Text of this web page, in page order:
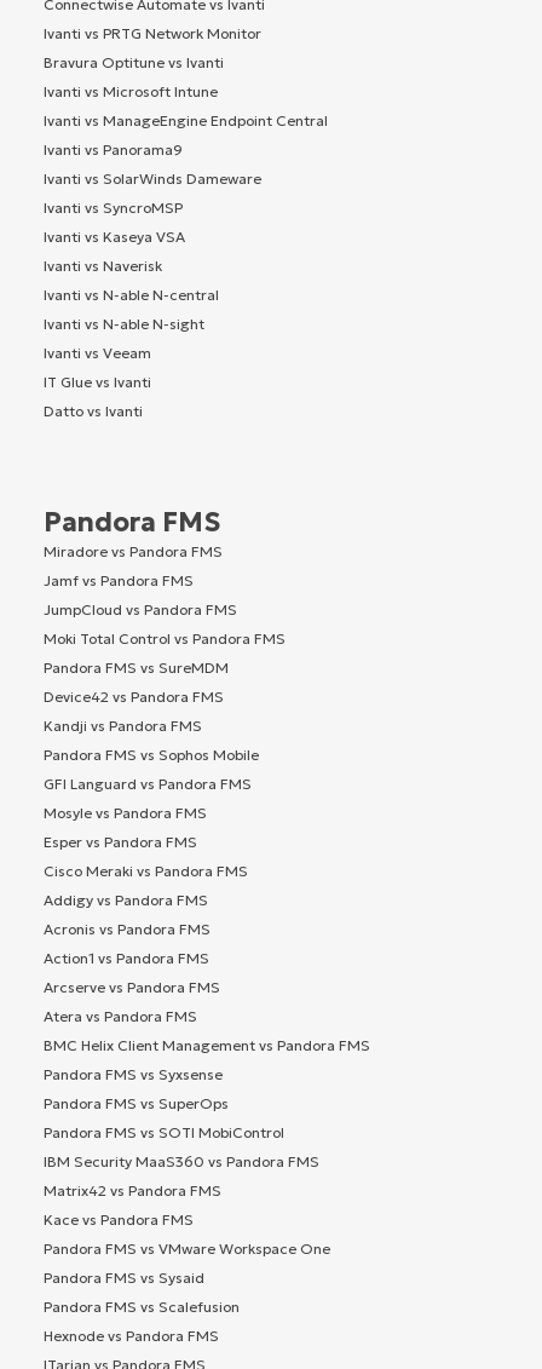
Connectwise Automate vs Ivanti
Ivanti vs PRTG Network Monitor
Bravura Optitune vs Ivanti
Ivanti vs Microsoft Intune
Ivanti vs ManageEngine Endpoint Central
Ivanti vs Panorama9
Ivanti vs SolarWinds Dameware
Ivanti vs SyncroMSP
Ivanti vs Kaseya VSA
Ivanti vs Naverisk
Ivanti vs N-able N-central
Ivanti vs N-able N-sight
Ivanti vs Veeam
IT Glue vs Ivanti
Datto vs Ivanti
Pandora FMS
Miradore vs Pandora FMS
Jamf vs Pandora FMS
JumpCloud vs Pandora FMS
Moki Total Control vs Pandora FMS
Pandora FMS vs SureMDM
Device42 vs Pandora FMS
Kandji vs Pandora FMS
Pandora FMS vs Sophos Mobile
GFI Languard vs Pandora FMS
Mosyle vs Pandora FMS
Esper vs Pandora FMS
Cisco Meraki vs Pandora FMS
Addigy vs Pandora FMS
Acronis vs Pandora FMS
Action1 vs Pandora FMS
Arcserve vs Pandora FMS
Atera vs Pandora FMS
BMC Helix Client Management vs Pandora FMS
Pandora FMS vs Syxsense
Pandora FMS vs SuperOps
Pandora FMS vs SOTI MobiControl
IBM Security MaaS360 vs Pandora FMS
Matrix42 vs Pandora FMS
Kace vs Pandora FMS
Pandora FMS vs VMware Workspace One
Pandora FMS vs Sysaid
Pandora FMS vs Scalefusion
Hexnode vs Pandora FMS
ITarian vs Pandora FMS